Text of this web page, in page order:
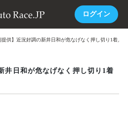
ログイン
提供】近況好調の新井日和が危なげなく押し切り1着／
井日和が危なげなく押し切り1着